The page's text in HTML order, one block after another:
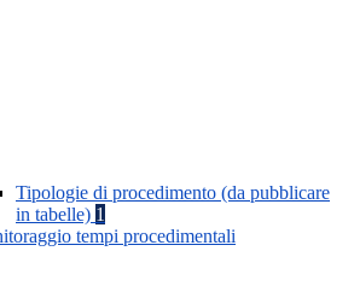
Tipologie di procedimento (da pubblicare
in tabelle) 1
tempi procedimentali